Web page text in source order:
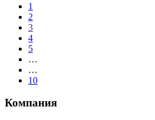
1
2
3
4
5
…
…
10
Компания